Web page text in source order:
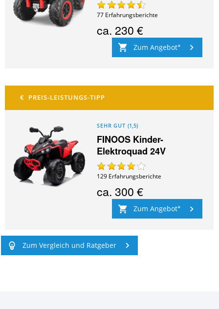
77 Erfahrungsberichte
ca.230 €
Zum Angebot
SEHR GUT (1,5)
FINOOS Kinder-
Elektroquad 24V
129 Erfahrungsberichte
ca.300 €
Zum Angebot
Zum Vergleich und Ratgeber